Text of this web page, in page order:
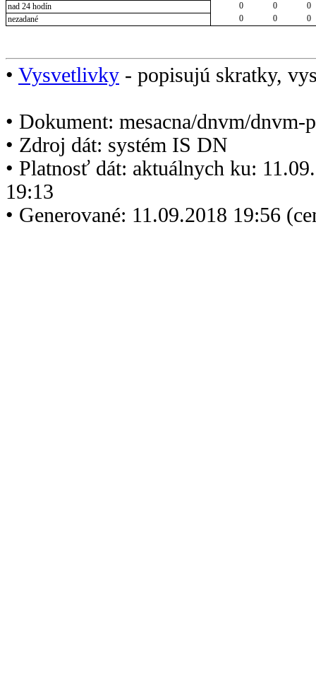
nad 24 hodín
0 0
0
nezadané
0 0 0
• Vysvetlivky - popisujú skratky,
• Dokument: mesacna/dnvm/dnvm-
• Zdroj dát: systém IS DN
• Platnosť dát: aktuálnych ku:
19:13
• Generované: 11.09.2018 19:56